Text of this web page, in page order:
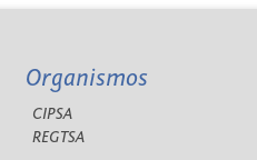
Organismos
CIPSA
REGTSA